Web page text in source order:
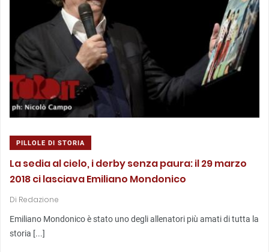
PILLOLE DI STORIA
La sedia al cielo, i derby senza paura: il 29 marzo
2018 ci lasciava Emiliano Mondonico
Di Redazione
Emiliano Mondonico è stato uno degli allenatori più amati di tutta la
storia [...]